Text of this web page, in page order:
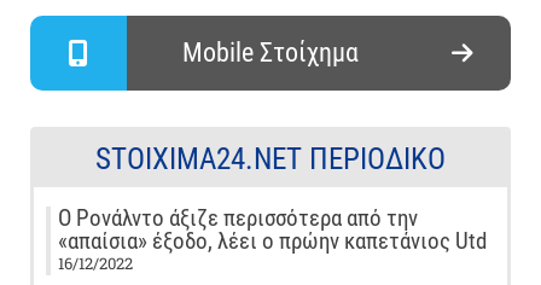
Mobile Στοίχημα
STOIXIMA24.NET ΠΕΡΙΟΔΙΚΌ
Ο Ρονάλντο άξιζε περισσότερα από την
«απαίσια» έξοδο, λέει ο πρώην καπετάνιος Utd
16/12/2022